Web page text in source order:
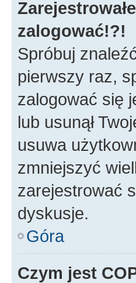
zalogować!?!
Spróbuj
pierwszy raz,
zalogować się
lub usunął
usuwa
zmniejszyć
zarejestrować
dyskusje.
Góra
Czym jest